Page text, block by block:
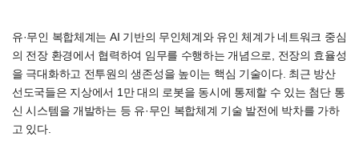
유·무인 복합체계는 AI 기반의 무인체계와 유인 체계가 네트워크 중심
의 전장 환경에서 협력하여 임무를 수행하는 개념으로, 전장의 효율성
을 극대화하고 전투원의 생존성을 높이는 핵심 기술이다. 최근 방산
선도국들은 지상에서 1만 대의 로봇을 동시에 통제할 수 있는 첨단 통
신 시스템을 개발하는 등 유·무인 복합체계 기술 발전에 박차를 가하
고 있다.